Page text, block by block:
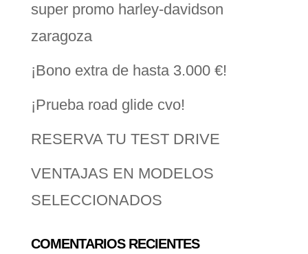
super promo harley-davidson
zaragoza
¡Bono extra de hasta 3.000 €!
¡Prueba road glide cvo!
RESERVA TU TEST DRIVE
VENTAJAS EN MODELOS
SELECCIONADOS
COMENTARIOS RECIENTES